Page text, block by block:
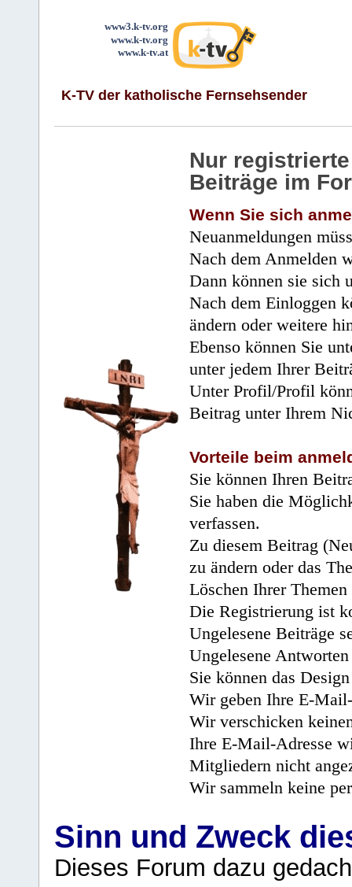
www3.k-tv.org
www.k-tv.org
www.k-tv.at
K-TV der katholische Fernsehsender
Nur
Beiträge im
Wenn Sie sich
Neuanmeldungen
Nach dem Anmelden
Dann können sie sich
Nach dem Einloggen
ändern oder weitere
Ebenso können Sie
unter jedem Ihrer
Unter Profil/Profil
Beitrag unter Ihrem
Vorteile beim
Sie können Ihren
Sie haben die
verfassen.
Zu diesem Beitrag
zu ändern oder das
Löschen Ihrer
Die Registrierung ist
Ungelesene Beiträge
Ungelesene
Sie können das
Wir geben Ihre E-
Wir verschicken
Ihre E-Mail-Adresse
Mitgliedern nicht
Wir sammeln keine
Sinn und Zweck
Dieses Forum dazu